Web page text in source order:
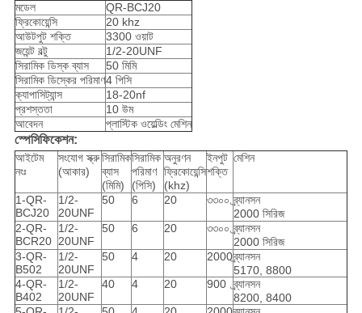
মডেল
QR-BCJ20
ফ্রিকোয়েন্সি
20 khz
আউটপুট শক্তি
3300 ওয়াট
জয়েন্ট বল্টু
1/2-20UNF
সিরামিক ডিস্ক ব্যাস
50 মিমি
সিরামিক ডিস্কের পরিমাণ4 পিসি
ক্যাপাসিট্যান্স
18-20nf
প্রশস্ততা
10 উম
আবেদন
প্লাস্টিক ওয়েল্ডিং মেশিন
স্পেসিফিকেশন:
আইটেম
নংঃ
সংযোগ স্ক্রু
(আকার)
সিরামিক
ব্যাস
(মিমি)
সিরামিক
পরিমাণ
(পিসি)
অনুরণন
ফ্রিকোয়েন্সি
(khz)
ইনপুট
শক্তি
মেশিন
1-QR-
BCJ20
1/2-
20UNF
50 6 20 ৩৩০০ ব্র্যানসন
2000 সিরিজ
2-QR-
BCR20
1/2-
20UNF
50 6 20 ৩৩০০ ব্র্যানসন
2000 সিরিজ
3-QR-
B502
1/2-
20UNF
50 4 20 2000ব্র্যানসন
5170, 8800
4-QR-
B402
1/2-
20UNF
40 4 20 900 ব্র্যানসন
8200, 8400